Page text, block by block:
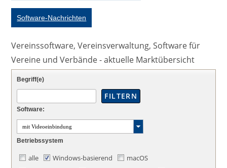
Software-Nachrichten
Vereinssoftware, Vereinsverwaltung, Software für
Vereine und Verbände - aktuelle Marktübersicht
Begriff(e)
Software:
mit Videoeinbindung
Betriebssystem
alle Windows-basierend
macOS